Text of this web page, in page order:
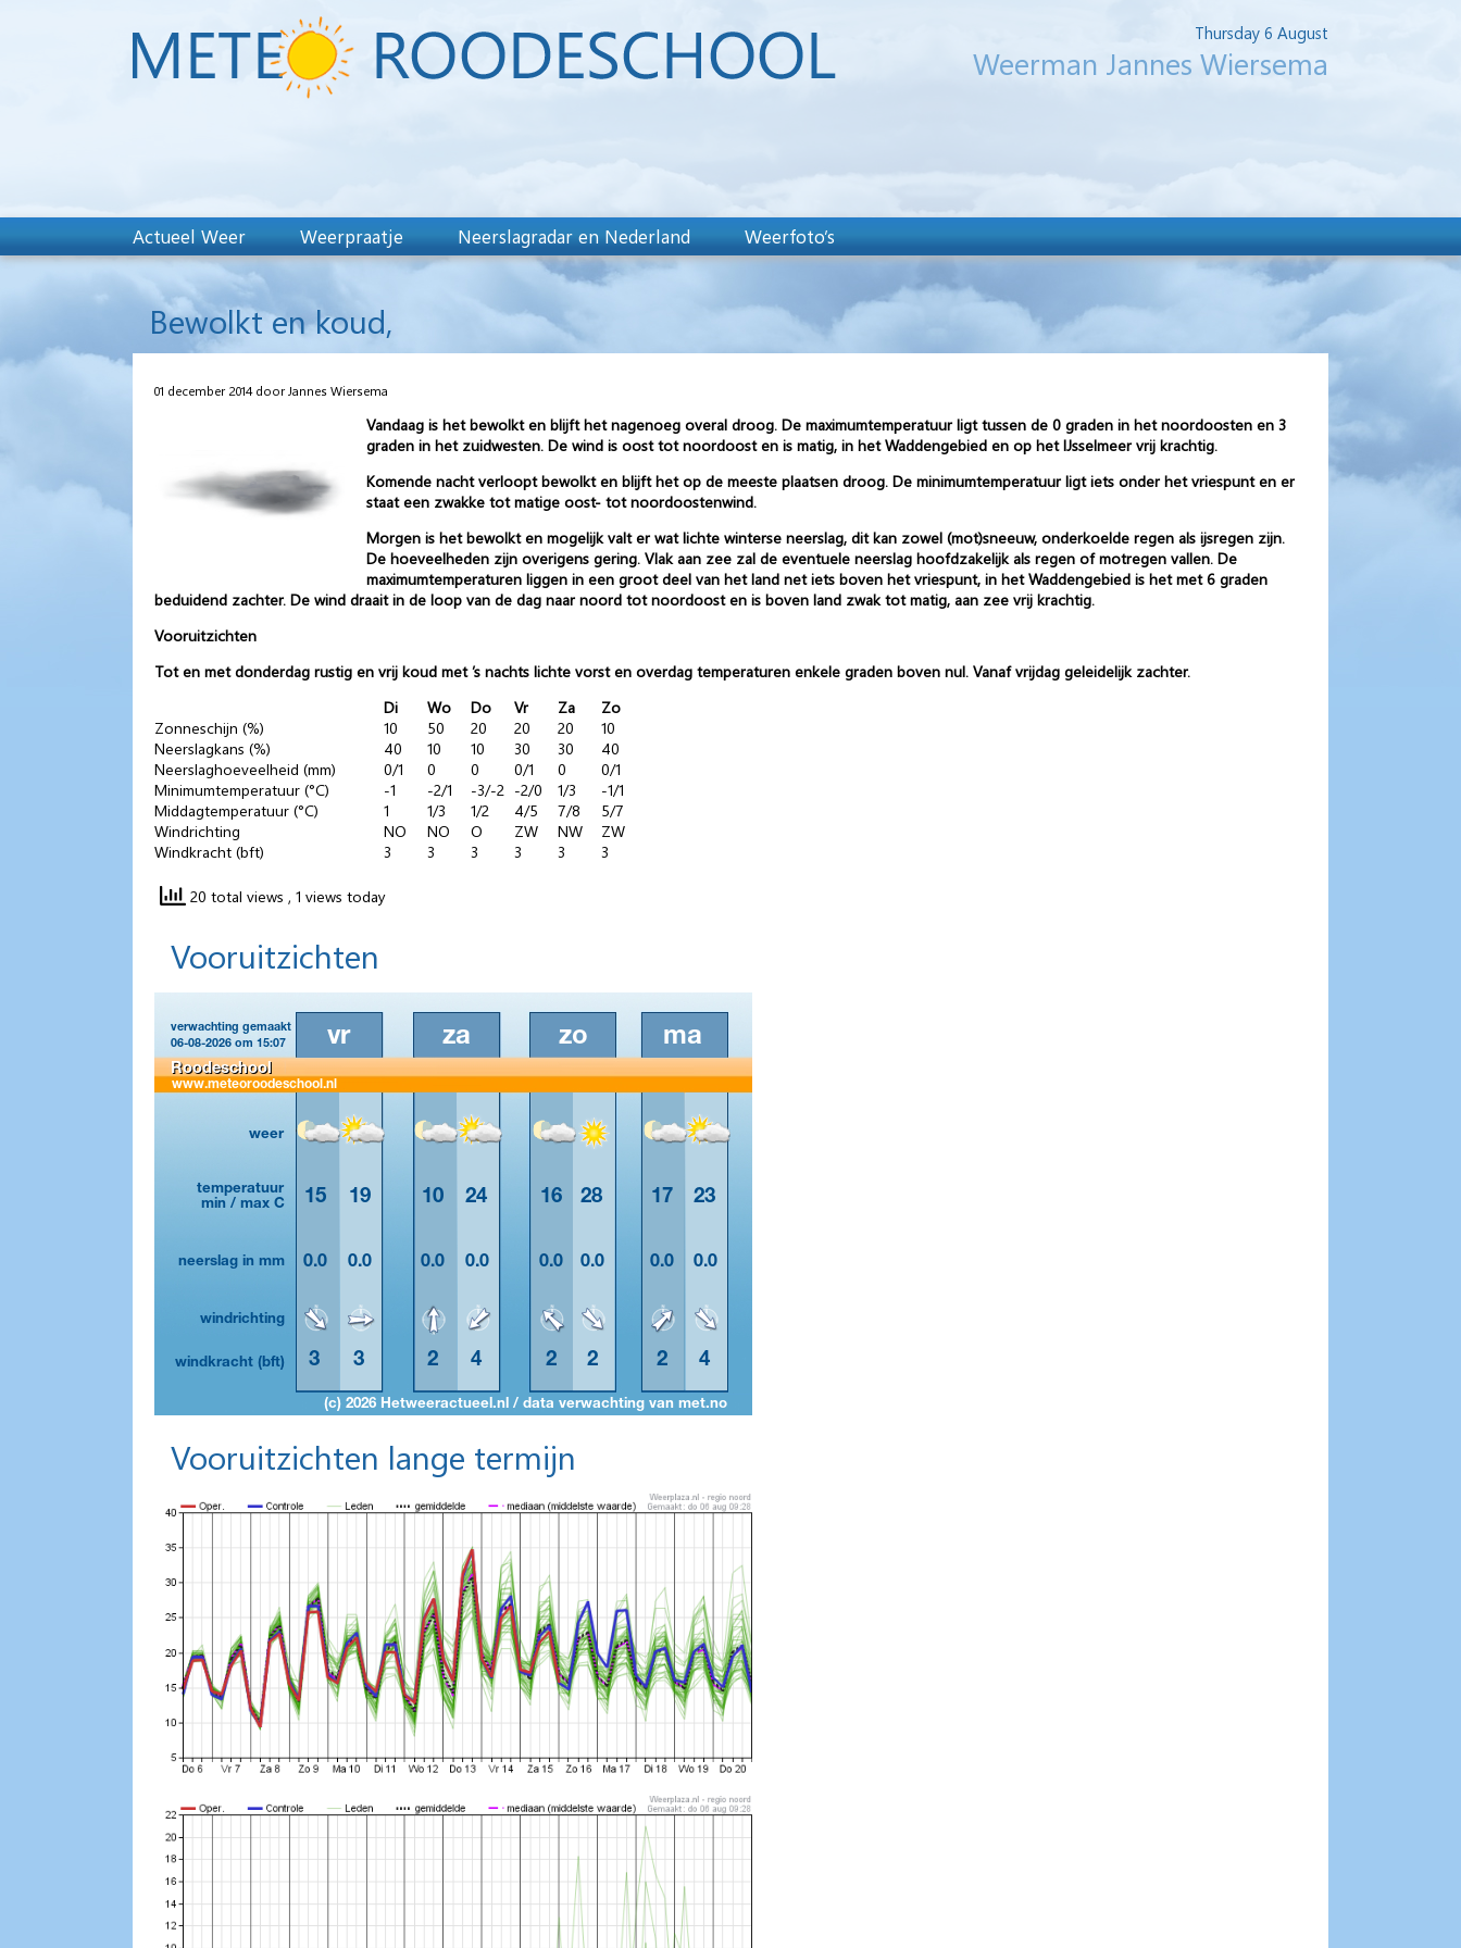
Thursday 6 August
Weerman Jannes Wiersema
Actueel Weer Weerpraatje Neerslagradar en Nederland Weerfoto’s
Bewolkt en koud,
01 december 2014 door Jannes Wiersema
Vandaag is het bewolkt en blijft het nagenoeg overal droog. De maximumtemperatuur ligt tussen de 0 graden in het noordoosten en 3
graden in het zuidwesten. De wind is oost tot noordoost en is matig, in het Waddengebied en op het IJsselmeer vrij krachtig.
Komende nacht verloopt bewolkt en blijft het op de meeste plaatsen droog. De minimumtemperatuur ligt iets onder het vriespunt en er
staat een zwakke tot matige oost- tot noordoostenwind.
Morgen is het bewolkt en mogelijk valt er wat lichte winterse neerslag, dit kan zowel (mot)sneeuw, onderkoelde regen als ijsregen zijn.
De hoeveelheden zijn overigens gering. Vlak aan zee zal de eventuele neerslag hoofdzakelijk als regen of motregen vallen. De
maximumtemperaturen liggen in een groot deel van het land net iets boven het vriespunt, in het Waddengebied is het met 6 graden
beduidend zachter. De wind draait in de loop van de dag naar noord tot noordoost en is boven land zwak tot matig, aan zee vrij krachtig.
Vooruitzichten
Tot en met donderdag rustig en vrij koud met ’s nachts lichte vorst en overdag temperaturen enkele graden boven nul. Vanaf vrijdag geleidelijk zachter.
Di
Wo Do Vr Za
Zo
Zonneschijn (%)
10 50 20 20 20
10
Neerslagkans (%)
40 10 10 30 30
40
Neerslaghoeveelheid (mm)
0/1 0 0 0/1 0
0/1
Minimumtemperatuur (°C)
-1 -2/1 -3/-2 -2/0 1/3
-1/1
Middagtemperatuur (°C)
1 1/3 1/2 4/5 7/8
5/7
Windrichting
NO NO O ZW NW
ZW
Windkracht (bft)
3 3 3 3 3 3
20 total views , 1 views today
Vooruitzichten
Vooruitzichten lange termijn